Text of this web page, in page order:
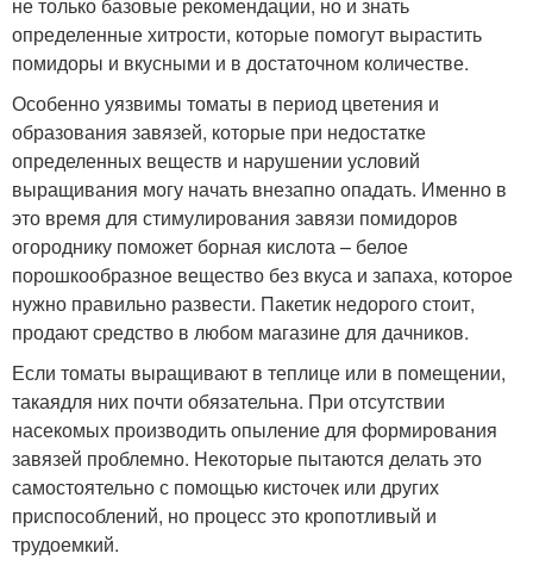
определенные хитрости, которые помогут вырастить
помидоры и вкусными и в достаточном количестве.
Особенно уязвимы томаты в период цветения и
образования завязей, которые при недостатке
определенных веществ и нарушении условий
выращивания могу начать внезапно опадать. Именно в
это время для стимулирования завязи помидоров
огороднику поможет борная кислота – белое
порошкообразное вещество без вкуса и запаха, которое
нужно правильно развести. Пакетик недорого стоит,
продают средство в любом магазине для дачников.
Если томаты выращивают в теплице или в помещении,
такаядля них почти обязательна. При отсутствии
насекомых производить опыление для формирования
завязей проблемно. Некоторые пытаются делать это
самостоятельно с помощью кисточек или других
приспособлений, но процесс это кропотливый и
трудоемкий.